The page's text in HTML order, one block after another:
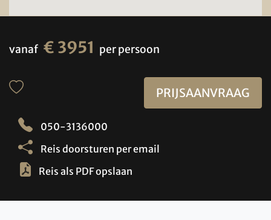
vanaf € 3951 per persoon
PRIJSAANVRAAG
050-3136000
Reis doorsturen per email
Reis als PDF opslaan